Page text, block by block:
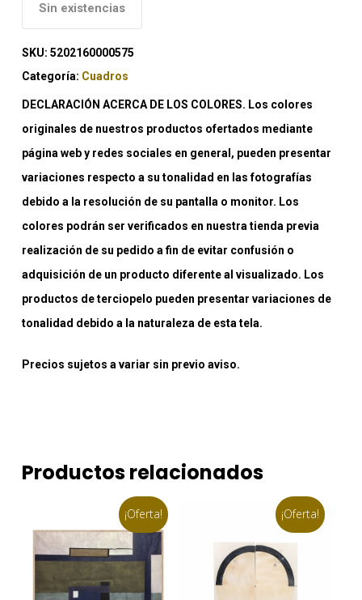
Sin existencias
SKU: 5202160000575
Categoría: Cuadros
DECLARACIÓN ACERCA DE LOS COLORES. Los colores
originales de nuestros productos ofertados mediante
página web y redes sociales en general, pueden presentar
variaciones respecto a su tonalidad en las fotografías
debido a la resolución de su pantalla o monitor. Los
colores podrán ser verificados en nuestra tienda previa
realización de su pedido a fin de evitar confusión o
adquisición de un producto diferente al visualizado. Los
productos de terciopelo pueden presentar variaciones de
tonalidad debido a la naturaleza de esta tela.
Precios sujetos a variar sin previo aviso.
Productos relacionados
¡Oferta! ¡Oferta!